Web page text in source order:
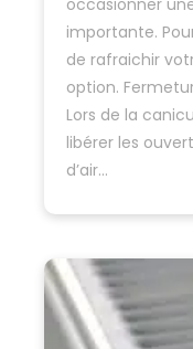
occasionner
importante.
de rafraichir
option.
Lors de la
libérer les
d’air…